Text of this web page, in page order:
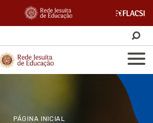
PÁGINA INICIAL